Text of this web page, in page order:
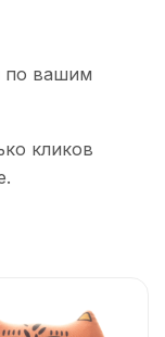
по вашим
кликов